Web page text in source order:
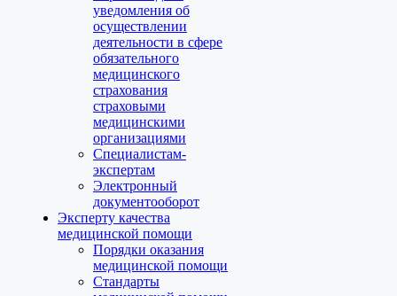
уведомления об
осуществлении
деятельности в сфере
обязательного
медицинского
страхования
страховыми
медицинскими
организациями
Специалистам-
экспертам
Электронный
документооборот
Эксперту качества
медицинской помощи
Порядки оказания
медицинской помощи
Стандарты